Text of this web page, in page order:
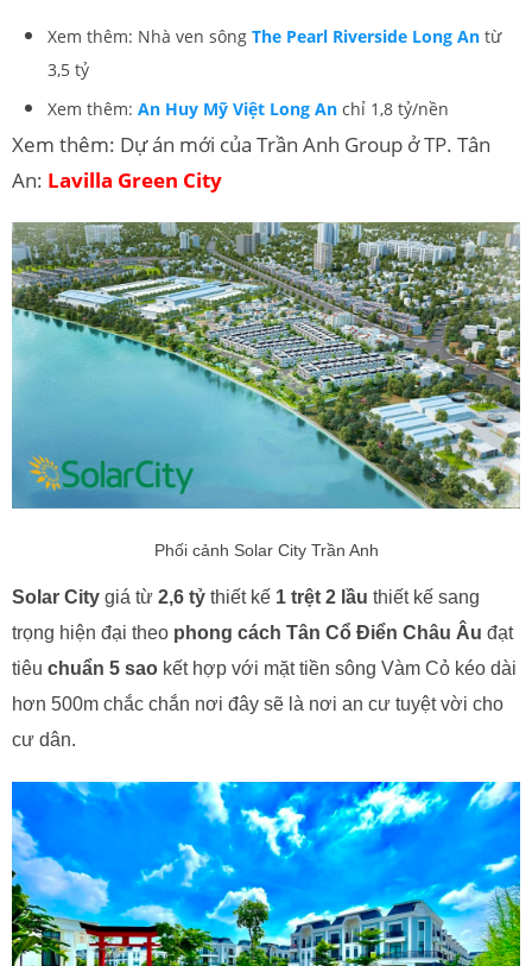
Xem thêm: Nhà ven sông The Pearl Riverside Long An từ
3,5 tỷ
Xem thêm: An Huy Mỹ Việt Long An chỉ 1,8 tỷ/nền
Xem thêm: Dự án mới của Trần Anh Group ở TP. Tân
An: Lavilla Green City
Phối cảnh Solar City Trần Anh
Solar City giá từ 2,6 tỷ thiết kế 1 trệt 2 lầu thiết kế sang
trọng hiện đại theo phong cách Tân Cổ Điển Châu Âu đạt
tiêu chuẩn 5 sao kết hợp với mặt tiền sông Vàm Cỏ kéo dài
hơn 500m chắc chắn nơi đây sẽ là nơi an cư tuyệt vời cho
cư dân.